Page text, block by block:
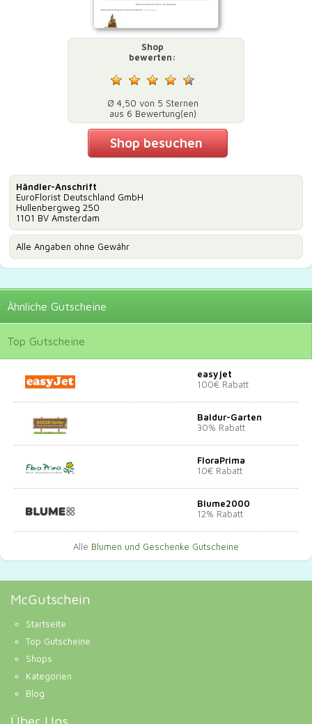
Shop
bewerten:
Ø 4,50 von 5 Sternen
aus 6 Bewertung(en)
Shop besuchen
Händler-Anschrift
EuroFlorist Deutschland GmbH
Hullenbergweg 250
1101 BV Amsterdam
Alle Angaben ohne Gewähr
Ähnliche Gutscheine
Top Gutscheine
easyjet
100€ Rabatt
Baldur-Garten
30% Rabatt
FloraPrima
10€ Rabatt
Blume2000
12% Rabatt
Alle Blumen und Geschenke Gutscheine
McGutschein
Startseite
Top Gutscheine
Shops
Kategorien
Blog
Über Uns